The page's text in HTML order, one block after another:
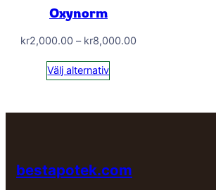
Oxynorm
kr2,000.00 – kr8,000.00Prisintervall:
Välj alternativ
bestapotek.com